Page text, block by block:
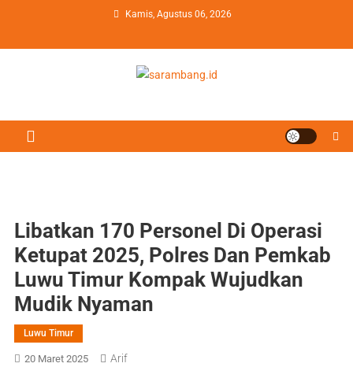
content
Kamis, Agustus 06, 2026
Libatkan 170 Personel Di Operasi
Ketupat 2025, Polres Dan Pemkab
Luwu Timur Kompak Wujudkan
Mudik Nyaman
Luwu Timur
20 Maret 2025 Arif